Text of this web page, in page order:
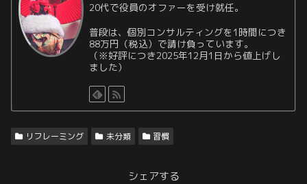
20代で役員のオファーを受け就任。
普段は、個別コンサルティングを1時間につき
88万円（税込）で請け負っています。
（※好評につき2025年12月1日から値上げし
ました）
リフレーミング 未分類 習慣
シェアする